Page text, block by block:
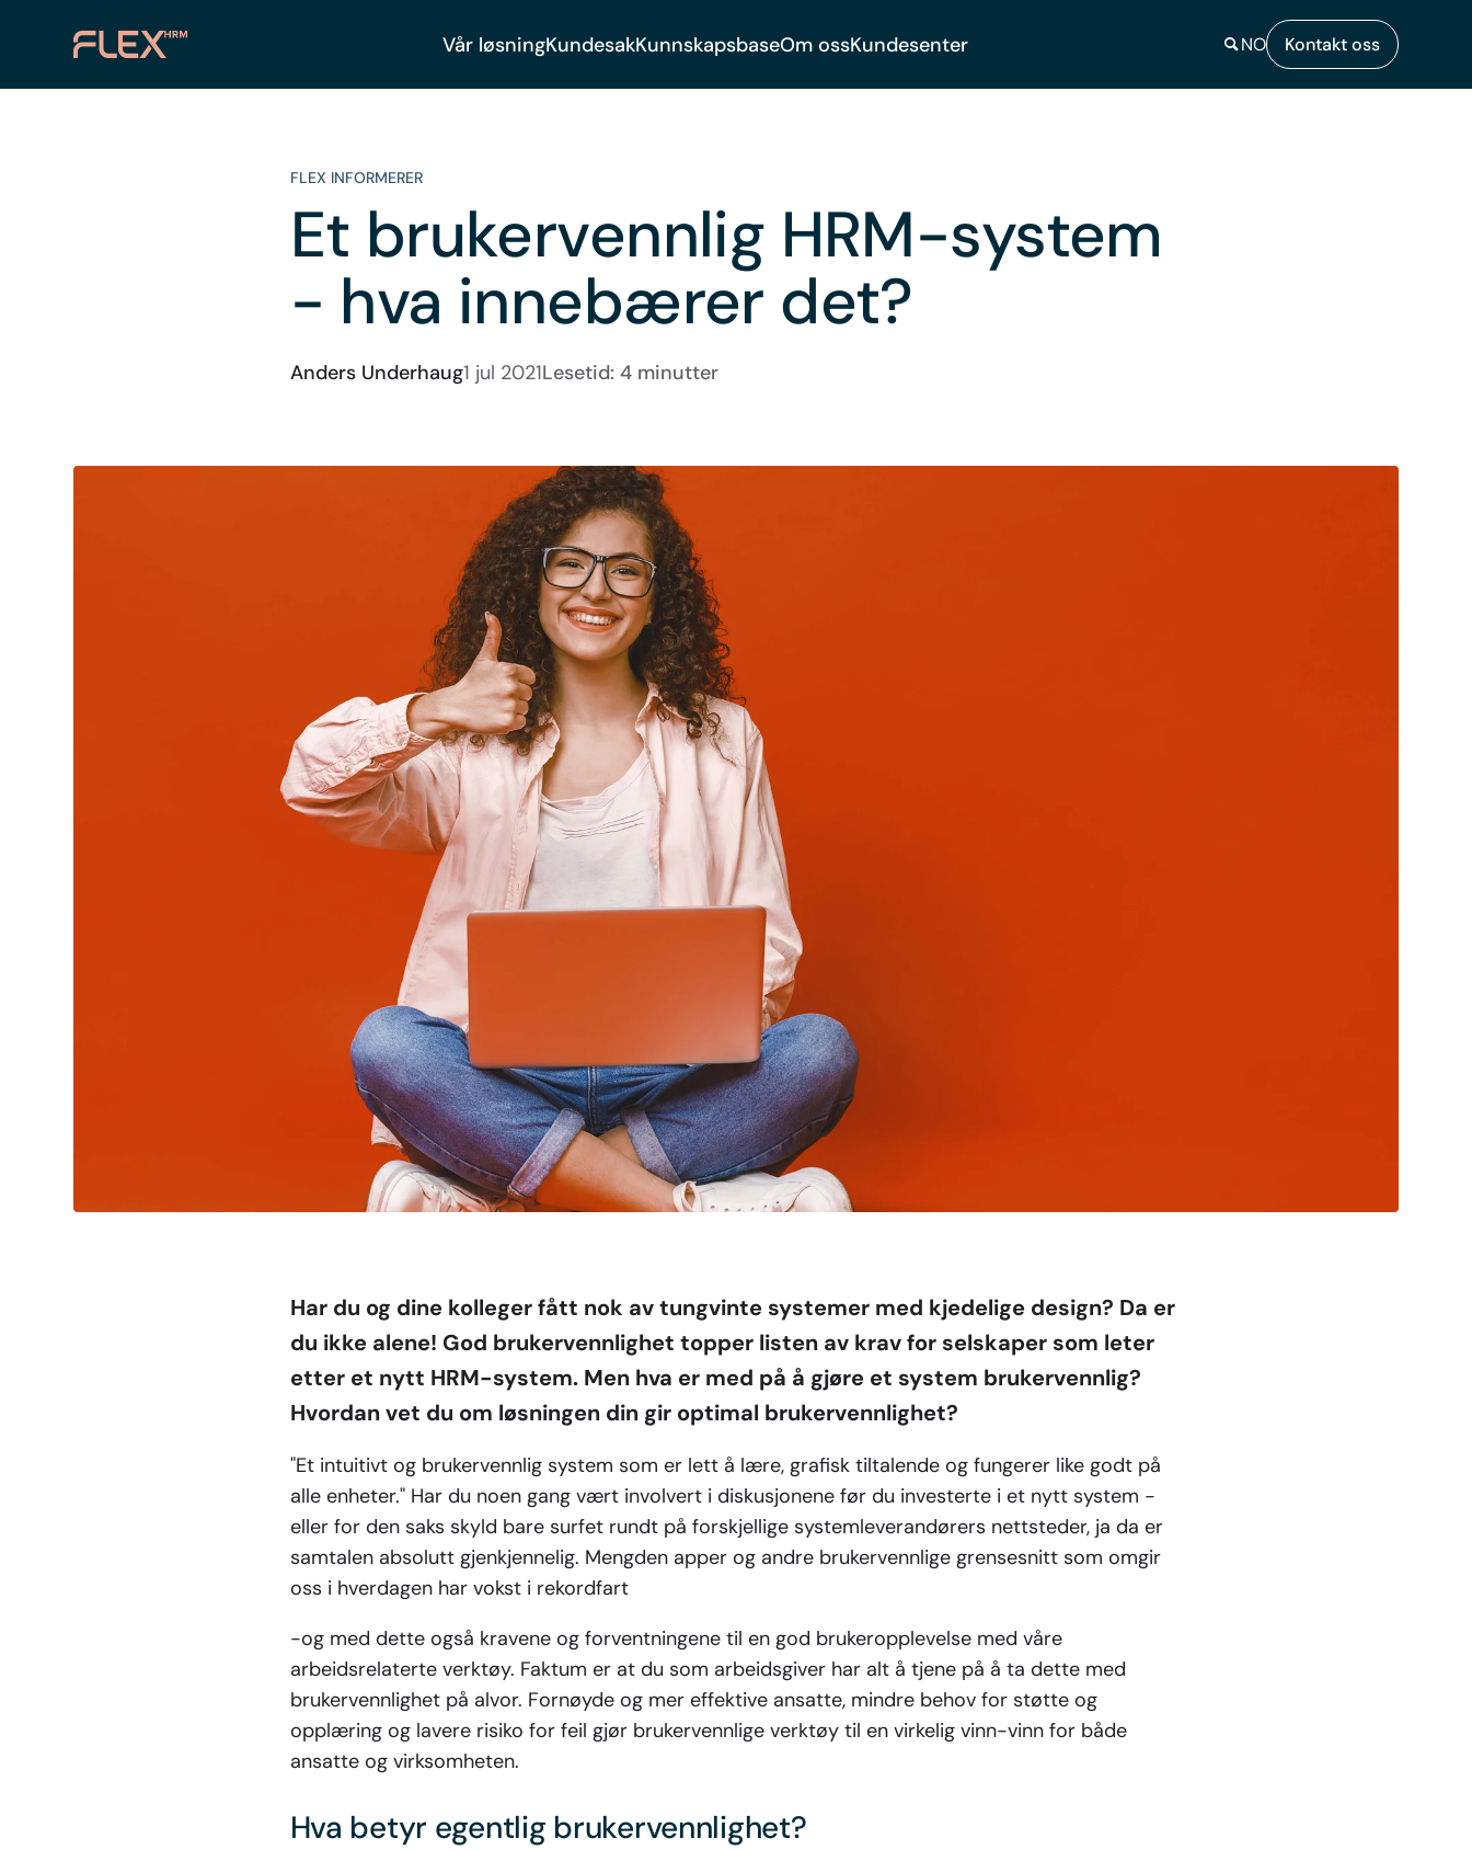
Vår løsningKundesakKunnskapsbaseOm ossKundesenter NO Kontakt oss
FLEX INFORMERER
Et brukervennlig HRM-system
- hva innebærer det?
Anders Underhaug1 jul 2021Lesetid: 4 minutter
Har du og dine kolleger fått nok av tungvinte systemer med kjedelige design? Da er
du ikke alene! God brukervennlighet topper listen av krav for selskaper som leter
etter et nytt HRM-system. Men hva er med på å gjøre et system brukervennlig?
Hvordan vet du om løsningen din gir optimal brukervennlighet?
"Et intuitivt og brukervennlig system som er lett å lære, grafisk tiltalende og fungerer like godt på
alle enheter." Har du noen gang vært involvert i diskusjonene før du investerte i et nytt system -
eller for den saks skyld bare surfet rundt på forskjellige systemleverandørers nettsteder, ja da er
samtalen absolutt gjenkjennelig. Mengden apper og andre brukervennlige grensesnitt som omgir
oss i hverdagen har vokst i rekordfart
-og med dette også kravene og forventningene til en god brukeropplevelse med våre
arbeidsrelaterte verktøy. Faktum er at du som arbeidsgiver har alt å tjene på å ta dette med
brukervennlighet på alvor. Fornøyde og mer effektive ansatte, mindre behov for støtte og
opplæring og lavere risiko for feil gjør brukervennlige verktøy til en virkelig vinn-vinn for både
ansatte og virksomheten.
Hva betyr egentlig brukervennlighet?